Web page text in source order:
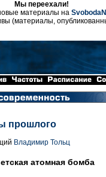
Мы переехали!
материалы на
(материалы,
прошлого
Владимир Тольц
атомная бомба